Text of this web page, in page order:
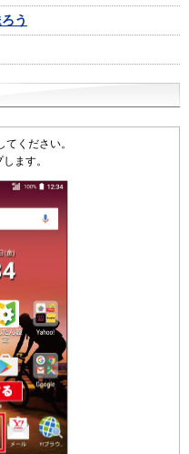
う
ください。
ます。